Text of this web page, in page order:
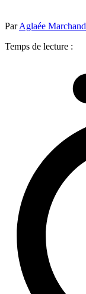
ParAglaée Marchand
Temps de lecture :